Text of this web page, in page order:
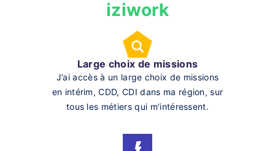
iziwork
Large choix de missions
J’ai accès à un large choix de missions
en intérim, CDD, CDI dans ma région, sur
tous les métiers qui m’intéressent.